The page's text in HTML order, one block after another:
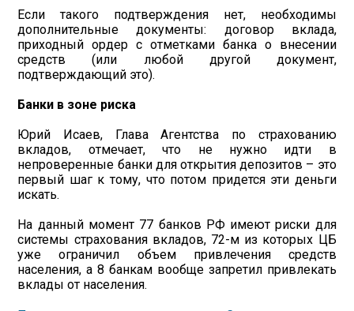
Если такого подтверждения нет, необходимы
дополнительные документы: договор вклада,
приходный ордер с отметками банка о внесении
средств (или любой другой документ,
подтверждающий это).
Банки в зоне риска
Юрий Исаев, Глава Агентства по страхованию
вкладов, отмечает, что не нужно идти в
непроверенные банки для открытия депозитов – это
первый шаг к тому, что потом придется эти деньги
искать.
На данный момент 77 банков РФ имеют риски для
системы страхования вкладов, 72-м из которых ЦБ
уже ограничил объем привлечения средств
населения, а 8 банкам вообще запретил привлекать
вклады от населения.